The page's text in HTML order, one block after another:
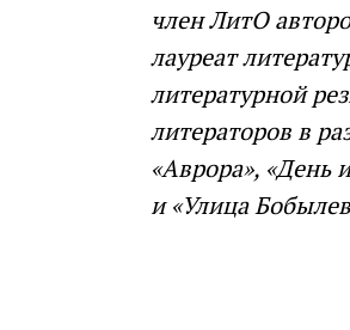
член ЛитО
лауреат
литературной
литераторов в
«Аврора», «День
и «Улица